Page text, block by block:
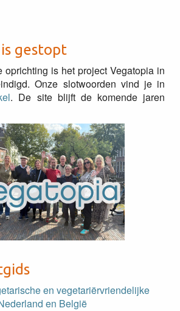
gestopt
oprichting is het project Vegatopia in
Onze slotwoorden vind je in
. De site blijft de komende jaren
en vegetariërvriendelijke
en België